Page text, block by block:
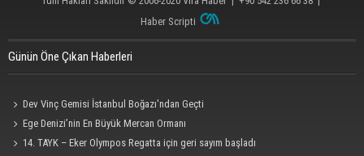
Haber Scripti
Günün Öne Çıkan Haberleri
Dev Vinç Gemisi İstanbul Boğazı'ndan Geçti
Ege Denizi’nin En Büyük Mercan Ormanı
14. TAYK – Eker Olympos Regatta için geri sayım başladı